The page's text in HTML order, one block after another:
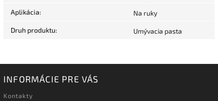
Aplikácia: Na ruky
Druh produktu: Umývacia pasta
INFORMÁCIE PRE VÁS
Kontakty